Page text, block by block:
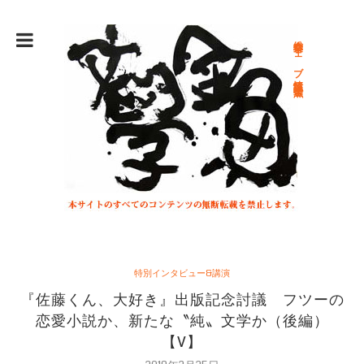
総合文学ウェブ情報誌 文学金魚
特別インタビュー&講演
『佐藤くん、大好き』出版記念討議 フツーの
恋愛小説か、新たな〝純〟文学か（後編）
【V】